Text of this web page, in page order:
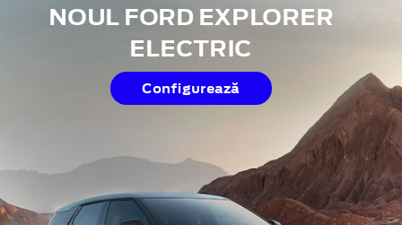
ELECTRIC
NOUL FORD EXPLORER
ELECTRIC
Configurează